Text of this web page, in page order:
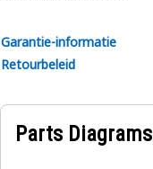
Garantie-informatie
Retourbeleid
Parts Diagrams